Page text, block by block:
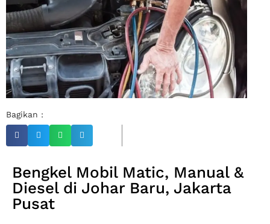
Bagikan :
Bengkel Mobil Matic, Manual &
Diesel di Johar Baru, Jakarta
Pusat